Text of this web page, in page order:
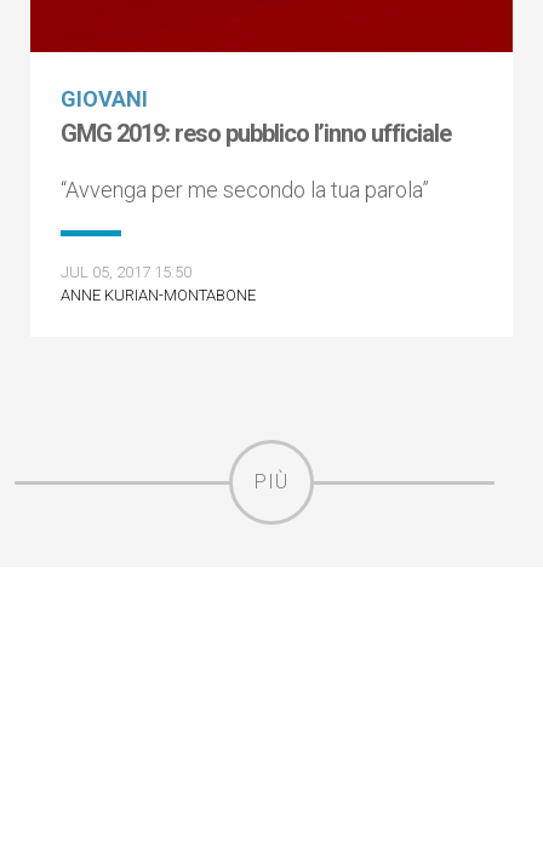
GIOVANI
GMG 2019: reso pubblico l’inno ufficiale
“Avvenga per me secondo la tua parola”
JUL 05, 2017 15:50
ANNE KURIAN-MONTABONE
PIÙ